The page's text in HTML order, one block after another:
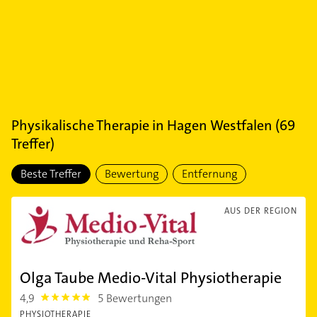
Physikalische Therapiein Hagen Westfalen (69
Treffer)
Beste Treffer Bewertung Entfernung
AUS DER REGION
Olga Taube Medio-Vital Physiotherapie
4,9 4.9 5 Bewertungen
PHYSIOTHERAPIE